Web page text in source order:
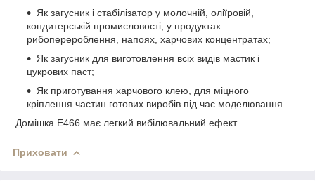
Як загусник і стабілізатор у молочній, оліїровій,
кондитерській промисловості, у продуктах
рибоперероблення, напоях, харчових концентратах;
Як загусник для виготовлення всіх видів мастик і
цукрових паст;
Як приготування харчового клею, для міцного
кріплення частин готових виробів під час моделювання.
Домішка Е466 має легкий вибілювальний ефект.
Приховати